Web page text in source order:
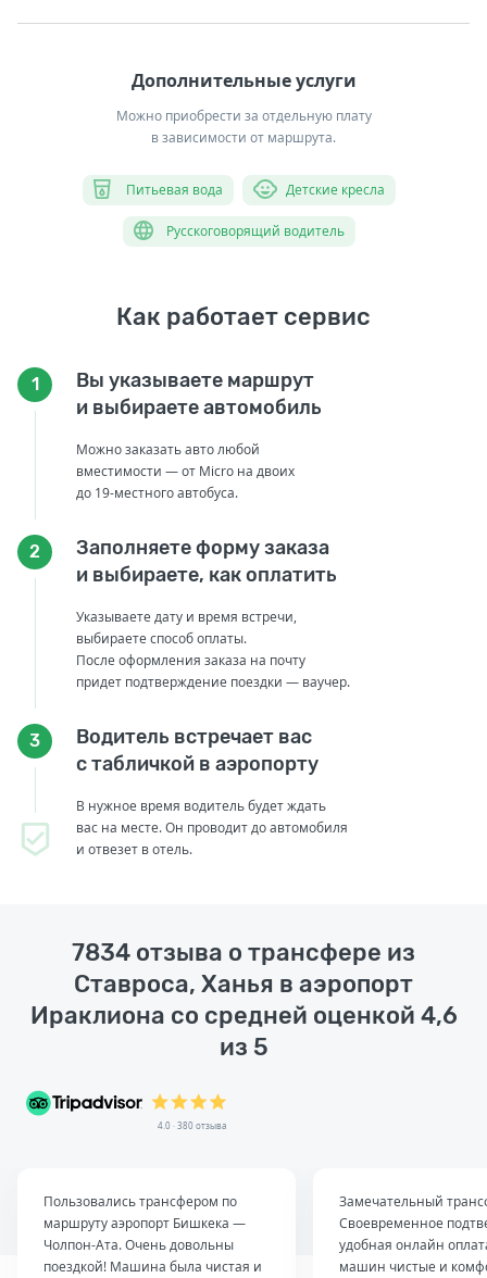
Дополнительные услуги
Можно приобрести за отдельную плату
в зависимости от маршрута.
Питьевая вода Детские кресла
Русскоговорящий водитель
Как работает сервис
1
Вы указываете маршрут
и выбираете автомобиль
Можно заказать авто любой
вместимости — от Micro на двоих
до 19-местного автобуса.
2
Заполняете форму заказа
и выбираете, как оплатить
Указываете дату и время встречи,
выбираете способ оплаты.
После оформления заказа на почту
придет подтверждение поездки — ваучер.
3
Водитель встречает вас
с табличкой в аэропорту
В нужное время водитель будет ждать
вас на месте. Он проводит до автомобиля
и отвезет в отель.
7834 отзыва о трансфере из
Ставроса, Ханья в аэропорт
Ираклиона со средней оценкой 4,6
из 5
4.0 · 380 отзыва
Пользовались трансфером по
маршруту аэропорт Бишкека —
Чолпон-Ата. Очень довольны
поездкой! Машина была чистая и
Замечательный
Своевременное
удобная онлайн
машин чистые и